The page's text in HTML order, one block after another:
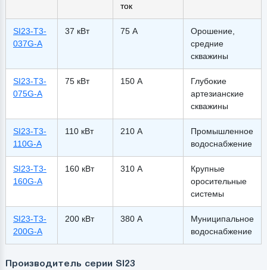
ток
SI23-T3-
037G-A
37 кВт 75 А
Орошение,
средние
скважины
SI23-T3-
075G-A
75 кВт 150 А
Глубокие
артезианские
скважины
SI23-T3-
110G-A
110 кВт 210 А
Промышленное
водоснабжение
SI23-T3-
160G-A
160 кВт 310 А
Крупные
оросительные
системы
SI23-T3-
200G-A
200 кВт 380 А
Муниципальное
водоснабжение
Производитель серии SI23